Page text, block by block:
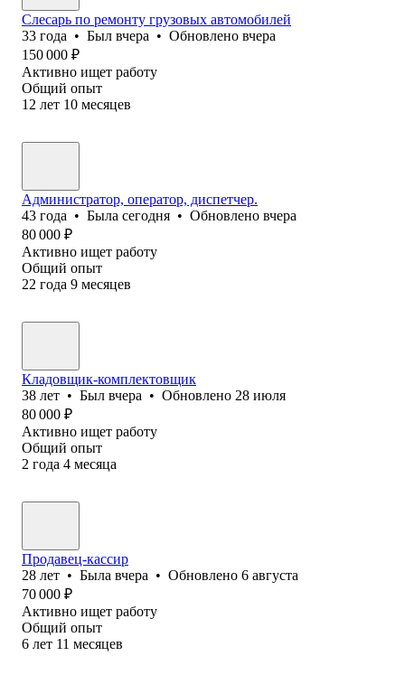
Слесарь по ремонту грузовых автомобилей
33 года • Был вчера • Обновлено вчера
150 000 ₽
Активно ищет работу
Общий опыт
12 лет 10 месяцев
Администратор, оператор, диспетчер.
43 года • Была сегодня • Обновлено вчера
80 000 ₽
Активно ищет работу
Общий опыт
22 года 9 месяцев
Кладовщик-комплектовщик
38 лет • Был вчера • Обновлено 28 июля
80 000 ₽
Активно ищет работу
Общий опыт
2 года 4 месяца
Продавец-кассир
28 лет • Была вчера • Обновлено 6 августа
70 000 ₽
Активно ищет работу
Общий опыт
6 лет 11 месяцев